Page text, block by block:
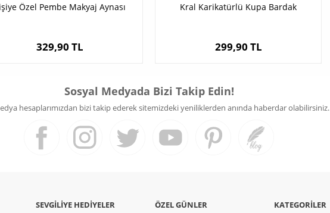
Özel Pembe Makyaj Aynası
329,90 TL
Kral Karikatürlü Kupa Bardak
299,90 TL
Sosyal Medyada Bizi Takip Edin!
hesaplarımızdan bizi takip ederek sitemizdeki yeniliklerden anında haberdar olabilirsiniz.
SEVGILIYE HEDIYELER ÖZEL GÜNLER KATEGORILER